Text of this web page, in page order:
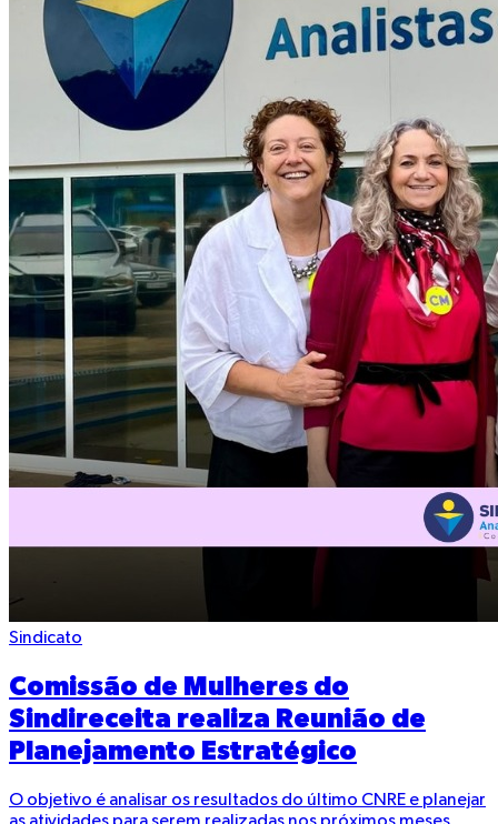
Sindicato
Comissão de Mulheres do
Sindireceita realiza Reunião de
Planejamento Estratégico
O objetivo é analisar os resultados do último CNRE e planejar